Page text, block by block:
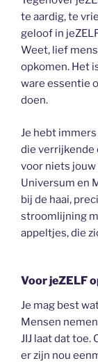
te aardig, te
geloof in
Weet, lief
opkomen. Het
ware essentie
doen.
Je hebt
die verrijkende
voor niets
Universum en
bij de haai,
stroomlijning
appeltjes, die
Voor jeZELF
Je mag best
Mensen
JIJ laat dat toe.
er zijn nou